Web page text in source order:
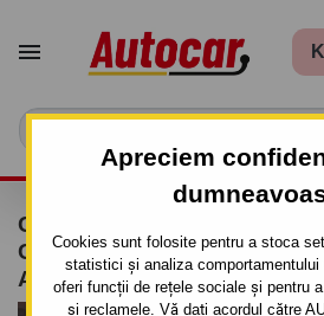
Apreciem
Cookies sunt folosite pentru a stoca
statistici și analiza comportamentului
oferi funcții de rețele sociale și pentru
și reclamele. Vă dați acordul către

CÂRLIG DE REMORCARE
C 4 - 3/5UŞI + COUPE -
AUTOMAT CU CLEMĂ - DIN